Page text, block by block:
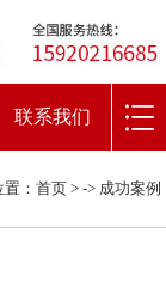
联系我们
： 首页 > -> 成功案例